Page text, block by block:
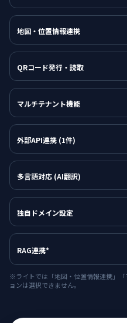
地図・位置情報連携
QRコード発行・読取
マルチテナント機能
外部API連携 (1件)
多言語対応 (AI翻訳)
独自ドメイン設定
RAG連携*
※ライトでは「地図・位置情報連携」
ョンは選択できません。